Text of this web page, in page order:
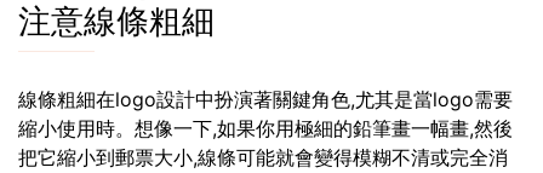
注意線條粗細
線條粗細在logo設計中扮演著關鍵角色,尤其是當logo需要
縮小使用時。想像一下,如果你用極細的鉛筆畫一幅畫,然後
把它縮小到郵票大小,線條可能就會變得模糊不清或完全消